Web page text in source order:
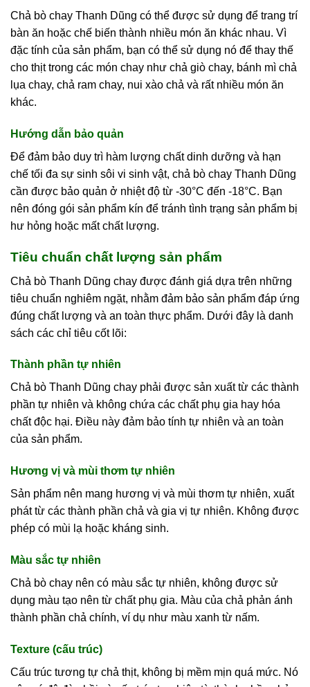
Chả bò chay Thanh Dũng có thể được sử dụng để trang trí
bàn ăn hoặc chế biến thành nhiều món ăn khác nhau. Vì
đặc tính của sản phẩm, bạn có thể sử dụng nó để thay thế
cho thịt trong các món chay như chả giò chay, bánh mì chả
lụa chay, chả ram chay, nui xào chả và rất nhiều món ăn
khác.
Hướng dẫn bảo quản
Để đảm bảo duy trì hàm lượng chất dinh dưỡng và hạn
chế tối đa sự sinh sôi vi sinh vật, chả bò chay Thanh Dũng
cần được bảo quản ở nhiệt độ từ -30°C đến -18°C. Bạn
nên đóng gói sản phẩm kín để tránh tình trạng sản phẩm bị
hư hỏng hoặc mất chất lượng.
Tiêu chuẩn chất lượng sản phẩm
Chả bò Thanh Dũng chay được đánh giá dựa trên những
tiêu chuẩn nghiêm ngặt, nhằm đảm bảo sản phẩm đáp ứng
đúng chất lượng và an toàn thực phẩm. Dưới đây là danh
sách các chỉ tiêu cốt lõi:
Thành phần tự nhiên
Chả bò Thanh Dũng chay phải được sản xuất từ các thành
phần tự nhiên và không chứa các chất phụ gia hay hóa
chất độc hại. Điều này đảm bảo tính tự nhiên và an toàn
của sản phẩm.
Hương vị và mùi thơm tự nhiên
Sản phẩm nên mang hương vị và mùi thơm tự nhiên, xuất
phát từ các thành phần chả và gia vị tự nhiên. Không được
phép có mùi lạ hoặc kháng sinh.
Màu sắc tự nhiên
Chả bò chay nên có màu sắc tự nhiên, không được sử
dụng màu tạo nên từ chất phụ gia. Màu của chả phản ánh
thành phần chả chính, ví dụ như màu xanh từ nấm.
Texture (cấu trúc)
Cấu trúc tương tự chả thịt, không bị mềm mịn quá mức. Nó